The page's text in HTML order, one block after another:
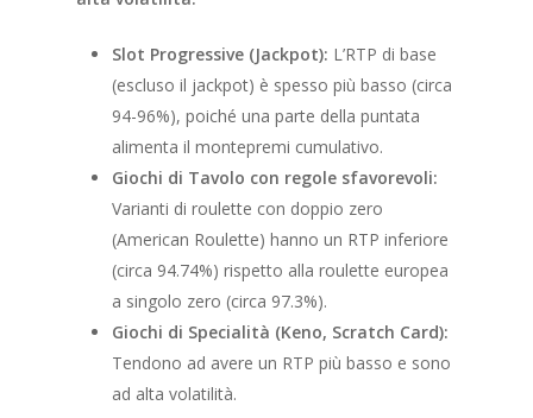
Slot Progressive (Jackpot): L’RTP di base
(escluso il jackpot) è spesso più basso (circa
94-96%), poiché una parte della puntata
alimenta il montepremi cumulativo.
Giochi di Tavolo con regole sfavorevoli:
Varianti di roulette con doppio zero
(American Roulette) hanno un RTP inferiore
(circa 94.74%) rispetto alla roulette europea
a singolo zero (circa 97.3%).
Giochi di Specialità (Keno, Scratch Card):
Tendono ad avere un RTP più basso e sono
ad alta volatilità.